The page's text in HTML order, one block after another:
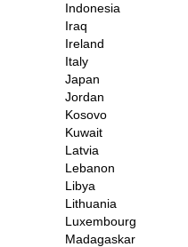
Indonesia
Iraq
Ireland
Italy
Japan
Jordan
Kosovo
Kuwait
Latvia
Lebanon
Libya
Lithuania
Luxembourg
Madagaskar